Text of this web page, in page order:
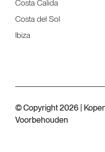
Costa Calida
Costa del Sol
Ibiza
© Copyright 2026 |
Voorbehouden